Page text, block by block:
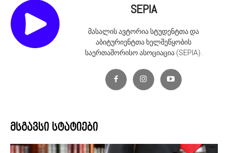
SEPIA
მასალის ავტორია სტუდენტთა და
აბიტურიენტთა ხელშეწყობის
საერთაშორისო ასოციაცია (SEPIA).
მსგავსი სტატიები